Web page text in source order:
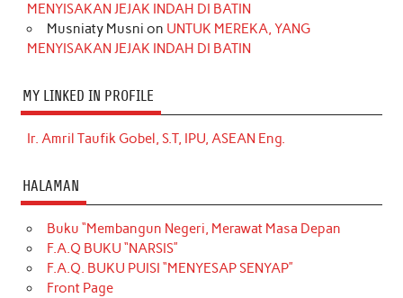
MENYISAKAN JEJAK INDAH DI BATIN
Musniaty Musni on UNTUK MEREKA, YANG
MENYISAKAN JEJAK INDAH DI BATIN
MY LINKED IN PROFILE
Ir. Amril Taufik Gobel, S.T, IPU, ASEAN Eng.
HALAMAN
Buku “Membangun Negeri, Merawat Masa Depan
F.A.Q BUKU “NARSIS”
F.A.Q. BUKU PUISI “MENYESAP SENYAP”
Front Page